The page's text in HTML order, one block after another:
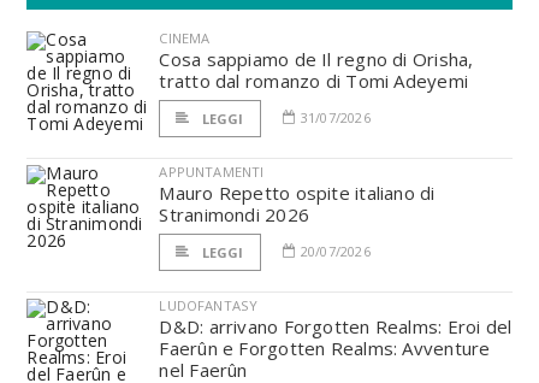
CINEMA
Cosa sappiamo de Il regno di Orisha,
tratto dal romanzo di Tomi Adeyemi
LEGGI 31/07/2026
APPUNTAMENTI
Mauro Repetto ospite italiano di
Stranimondi 2026
LEGGI 20/07/2026
LUDOFANTASY
D&D: arrivano Forgotten Realms: Eroi del
Faerûn e Forgotten Realms: Avventure
nel Faerûn